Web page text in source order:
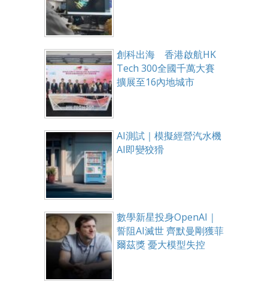
創科出海 香港啟航HK
Tech 300全國千萬大賽
擴展至16內地城市
AI測試｜模擬經營汽水機
AI即變狡猾
數學新星投身OpenAI｜
誓阻AI滅世 齊默曼剛獲菲
爾茲獎 憂大模型失控